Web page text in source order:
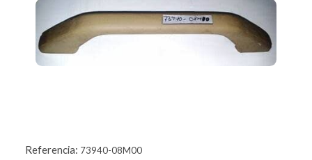
Referencia: 73940-08M00